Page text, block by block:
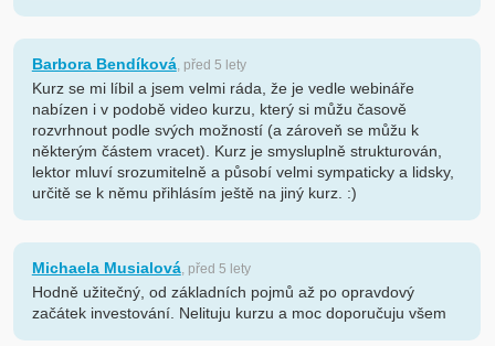
Barbora Bendíková, před 5 lety
Kurz se mi líbil a jsem velmi ráda, že je vedle webináře
nabízen i v podobě video kurzu, který si můžu časově
rozvrhnout podle svých možností (a zároveň se můžu k
některým částem vracet). Kurz je smysluplně strukturován,
lektor mluví srozumitelně a působí velmi sympaticky a lidsky,
určitě se k němu přihlásím ještě na jiný kurz. :)
Michaela Musialová, před 5 lety
Hodně užitečný, od základních pojmů až po opravdový
začátek investování. Nelituju kurzu a moc doporučuju všem